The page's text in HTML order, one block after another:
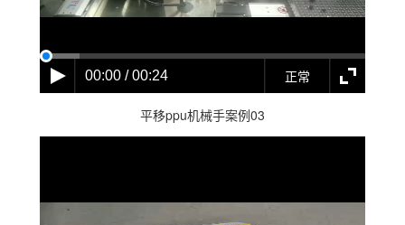
00:00 / 00:24 正常
平移ppu机械手案例03